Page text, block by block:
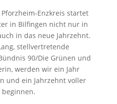
Enzkreis startet
in Bilfingen nicht nur in
in das neue Jahrzehnt.
stellvertretende
90/Die Grünen und
werden wir ein Jahr
und ein Jahrzehnt voller